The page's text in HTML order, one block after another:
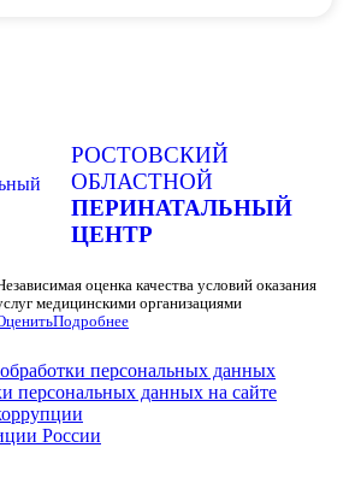
РОСТОВСКИЙ
ОБЛАСТНОЙ
ПЕРИНАТАЛЬНЫЙ
ЦЕНТР
оценка качества условий оказания
медицинскими организациями
Подробнее
персональных данных
персональных данных на сайте
России